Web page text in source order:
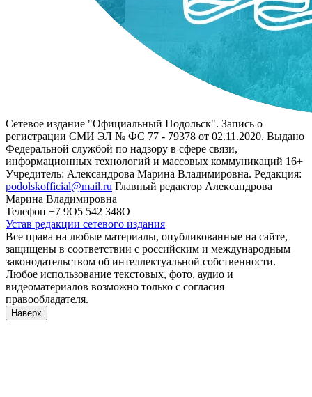
Сетевое издание "Официальный Подольск". Запись о
регистрации СМИ ЭЛ № ФС 77 - 79378 от 02.11.2020. Выдано
Федеральной службой по надзору в сфере связи,
информационных технологий и массовых коммуникаций 16+
Учредитель: Александрова Марина Владимировна. Редакция:
podolskofficial@mail.ru Главный редактор Александрова
Марина Владимировна
Телефон +7 9О5 542 348О
Устав редакции сетевого издания
Все права на любые материалы, опубликованные на сайте,
защищены в соответствии с российским и международным
законодательством об интеллектуальной собственности.
Любое использование текстовых, фото, аудио и
видеоматериалов возможно только с согласия
правообладателя.
Наверх